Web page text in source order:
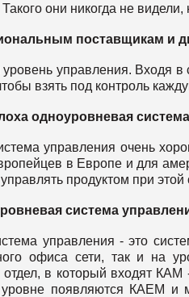
они никогда не
поставщикам и
управления. Входя
взять под контроль
одноуровневая
управления очень
в Европе и для
продуктом при этой
система
управления - это
офиса сети, так и на
в который входят КАМ
появляются КАЕМ и